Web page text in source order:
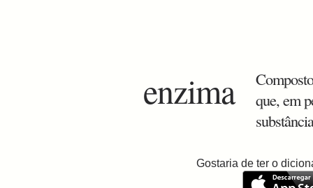
enzima
que, em
Gostaria de ter o